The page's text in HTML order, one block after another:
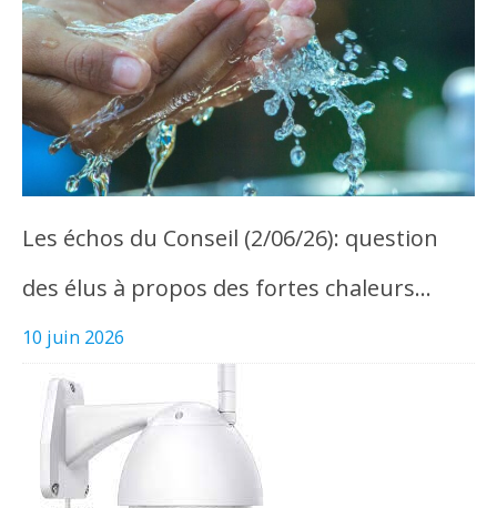
Les échos du Conseil (2/06/26): question
des élus à propos des fortes chaleurs…
10 juin 2026